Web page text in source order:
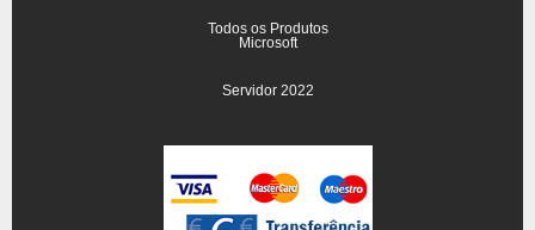
Todos os Produtos
Microsoft
Servidor 2022